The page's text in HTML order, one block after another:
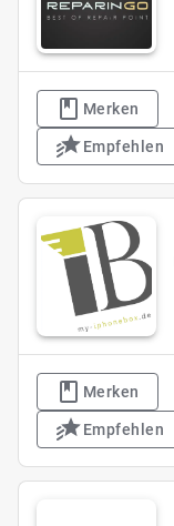
Merken
Empfehlen
Merken
Empfehlen